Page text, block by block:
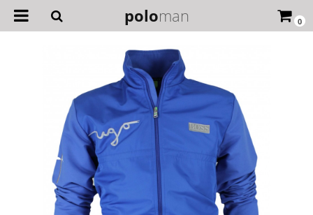
0
poloman